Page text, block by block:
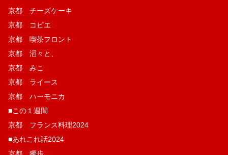
京都 チーズケーキ
京都 コピエ
京都 喫茶フロント
京都 滔々と、
京都 みこ
京都 ライース
京都 ハーモニカ
■この１週間
京都 フランス料理2024
■あれこれ話2024
京都 獨歩